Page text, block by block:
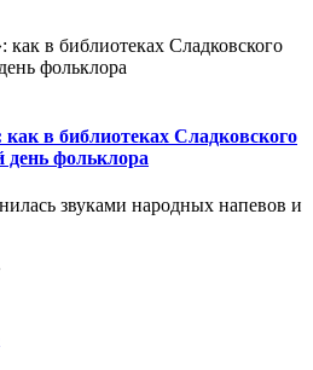
в библиотеках Сладковского
фольклора
звуками народных напевов и